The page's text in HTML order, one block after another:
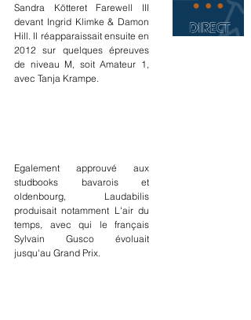
Sandra Kötteret Farewell III
devant Ingrid Klimke & Damon
Hill. Il réapparaissait ensuite en
2012 sur quelques épreuves
de niveau M, soit Amateur 1,
avec Tanja Krampe.
Egalement approuvé aux
studbooks bavarois et
oldenbourg, Laudabilis
produisait notamment L'air du
temps, avec qui le français
Sylvain Gusco évoluait
jusqu'au Grand Prix.